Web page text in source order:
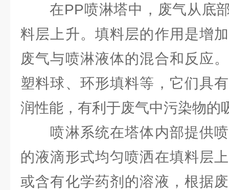
在PP喷淋塔中，废气从底部
料层上升。填料层的作用是增
废气与喷淋液体的混合和反应
塑料球、环形填料等，它们具
润性能，有利于废气中污染物的
喷淋系统在塔体内部提供喷
的液滴形式均匀喷洒在填料层
或含有化学药剂的溶液，根据